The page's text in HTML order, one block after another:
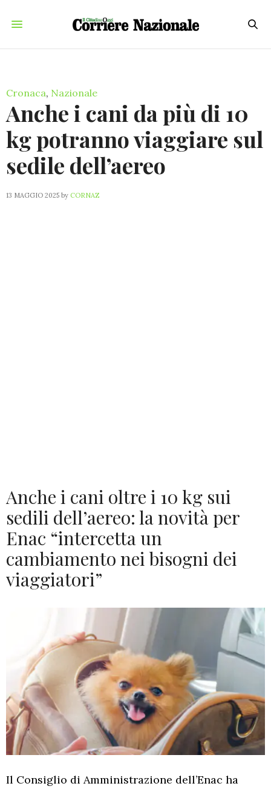
Cronaca, Nazionale
Anche i cani da più di 10
kg potranno viaggiare sul
sedile dell’aereo
13 MAGGIO 2025 by CORNAZ
Anche i cani oltre i 10 kg sui
sedili dell’aereo: la novità per
Enac “intercetta un
cambiamento nei bisogni dei
viaggiatori”
Il Consiglio di Amministrazione dell’Enac ha